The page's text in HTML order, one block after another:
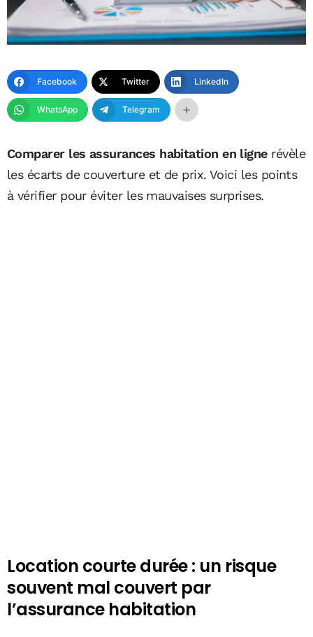
Facebook Twitter LinkedIn
WhatsApp Telegram
Comparer les assurances habitation en lignerévèle
les écarts de couverture et de prix. Voici les points
à vérifier pour éviter les mauvaises surprises.
Location courte durée : un risque
souvent mal couvert par
l’assurance habitation